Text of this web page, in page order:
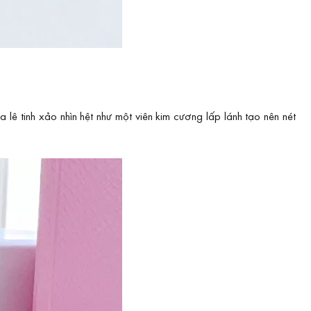
tinh xảo nhìn hệt như một viên kim cương lấp lánh tạo nên nét